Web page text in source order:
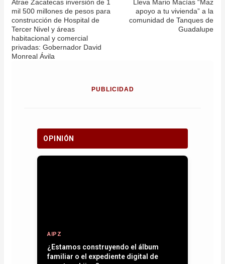
Atrae Zacatecas inversión de 1
mil 500 millones de pesos para
construcción de Hospital de
Tercer Nivel y áreas
habitacional y comercial
privadas: Gobernador David
Monreal Ávila
Lleva Mario Macías “Maz
apoyo a tu vivienda” a la
comunidad de Tanques de
Guadalupe
PUBLICIDAD
OPINIÓN
AIPZ
¿Estamos construyendo el álbum
familiar o el expediente digital de